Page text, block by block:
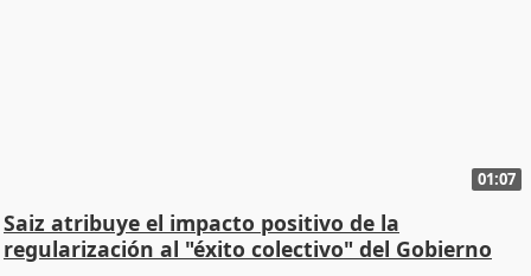
01:07
Saiz atribuye el impacto positivo de la
regularización al "éxito colectivo" del Gobierno